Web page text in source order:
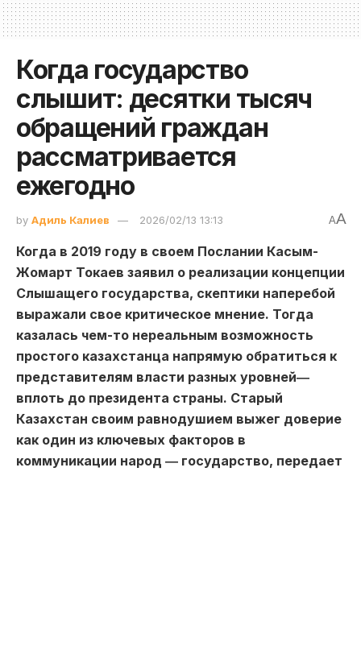
Когда государство
слышит: десятки тысяч
обращений граждан
рассматривается
ежегодно
by Адиль Калиев 2026/02/13 13:13 AA
Когда в 2019 году в своем Послании Касым-
Жомарт Токаев заявил о реализации концепции
Слышащего государства, скептики наперебой
выражали свое критическое мнение. Тогда
казалась чем-то нереальным возможность
простого казахстанца напрямую обратиться к
представителям власти разных уровней―
вплоть до президента страны. Старый
Казахстан своим равнодушием выжег доверие
как один из ключевых факторов в
коммуникации народ ― государство, передает